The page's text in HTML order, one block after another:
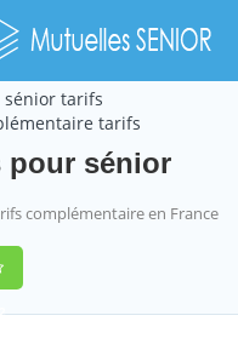
sénior tarifs
tarifs
pour sénior
complémentaire en France